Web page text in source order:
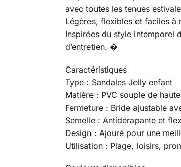
avec toutes les tenues
Légères, flexibles et faciles à
Inspirées du style intemporel
d’entretien. �
Caractéristiques
Type : Sandales Jelly enfant
Matière : PVC souple de
Fermeture : Bride ajustable
Semelle : Antidérapante et
Design : Ajouré pour une
Utilisation : Plage, loisirs,